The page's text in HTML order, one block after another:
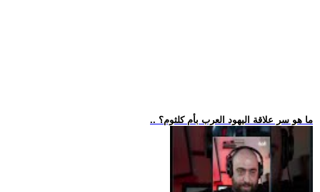
.. ما هو سر علاقة اليهود العرب بأم كلثوم؟